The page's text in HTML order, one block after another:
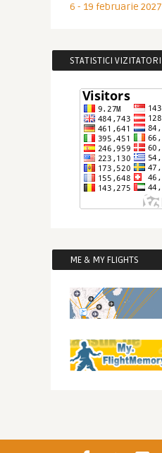
6 - 19 februarie
STATISTICI VIZITATORI
ME & MY FLIGHTS